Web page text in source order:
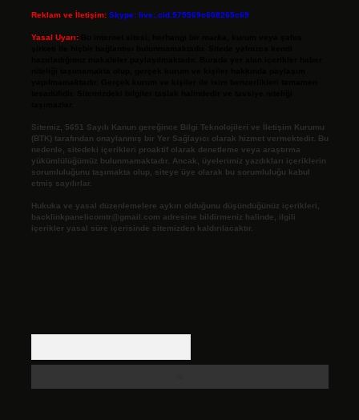
Reklam ve İletişim: Skype: live:.cid.575569c608265c69
Yasal Uyarı:
Sitemiz, 5651 Sayılı Kanun gereğince Bilgi Teknolojileri ve İletişim Kurumu
(BTK) tarafından onaylanmış bir Yer Sağlayıcı olarak hizmet vermektedir. Bu
nedenle, sitedeki içerikleri proaktif olarak denetleme veya araştırma
yükümlülüğümüz bulunmamaktadır. Ancak, üyelerimiz yazdıkları içeriklerin
sorumluluğunu taşımakta olup, siteye üye olarak bu sorumluluğu kabul
etmiş sayılırlar.
Hukuka ve yasal düzenlemelere aykırı olduğunu düşündüğünüz içerikleri,
backlinkpanelicomtr@gmail.com adresine bildirmeniz halinde, ilgili
içerikler yasal süre içerisinde sitemizden kaldırılacaktır.